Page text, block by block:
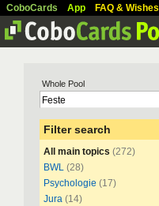
CoboCards App FAQ & Wishes
Whole Pool
Filter search
All main topics (272)
BWL (28)
Psychologie (17)
Jura (14)